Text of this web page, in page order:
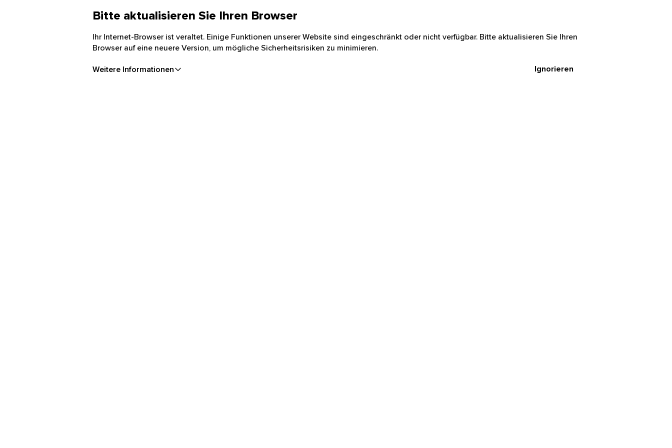
Bitte aktualisieren Sie Ihren Browser
Ihr Internet-Browser ist veraltet. Einige Funktionen unserer Website sind eingeschränkt oder nicht verfügbar. Bitte aktualisieren Sie Ihren
Browser auf eine neuere Version, um mögliche Sicherheitsrisiken zu minimieren.
Weitere Informationen Ignorieren